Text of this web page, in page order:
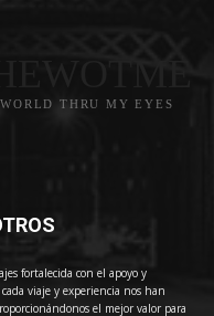
THRU MY EYES
fortalecida con el apoyo y
viaje y experiencia nos han
el mejor valor para